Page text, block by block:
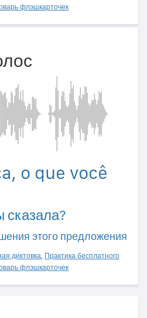
флэшкарточек
o que você
сказала?
этого предложения
диктовка, Практика бесплатного
флэшкарточек